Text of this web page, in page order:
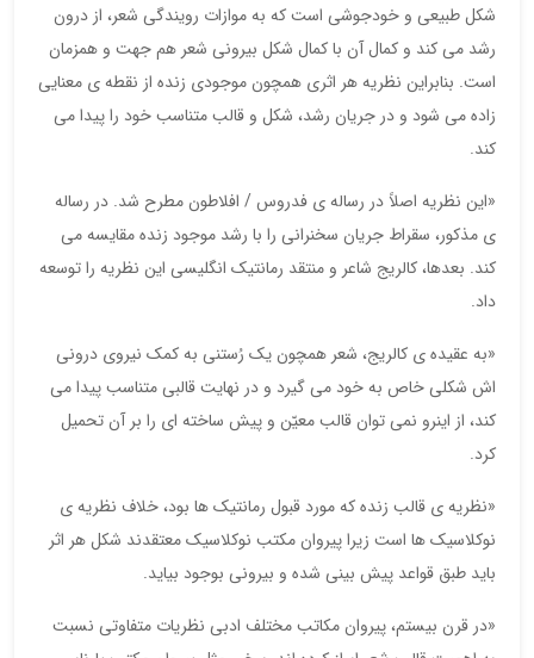
شکل طبیعی و خودجوشی است که به موازات رویندگی شعر، از درون
رشد می کند و کمال آن با کمال شکل بیرونی شعر هم جهت و همزمان
است. بنابراین نظریه هر اثری همچون موجودی زنده از نقطه ی معنایی
زاده می شود و در جریان رشد، شکل و قالب متناسب خود را پیدا می
کند.
«این نظریه اصلاً در رساله ی فدروس / افلاطون مطرح شد. در رساله
ی مذکور، سقراط جریان سخنرانی را با رشد موجود زنده مقایسه می
کند. بعدها، کالریج شاعر و منتقد رمانتیک انگلیسی این نظریه را توسعه
داد.
«به عقیده ی کالریج، شعر همچون یک رُستنی به کمک نیروی درونی
اش شکلی خاص به خود می گیرد و در نهایت قالبی متناسب پیدا می
کند، از اینرو نمی توان قالب معیّن و پیش ساخته ای را بر آن تحمیل
کرد.
«نظریه ی قالب زنده که مورد قبول رمانتیک ها بود، خلاف نظریه ی
نوکلاسیک ها است زیرا پیروان مکتب نوکلاسیک معتقدند شکل هر اثر
باید طبق قواعد پیش بینی شده و بیرونی بوجود بیاید.
«در قرن بیستم، پیروان مکاتب مختلف ادبی نظریات متفاوتی نسبت